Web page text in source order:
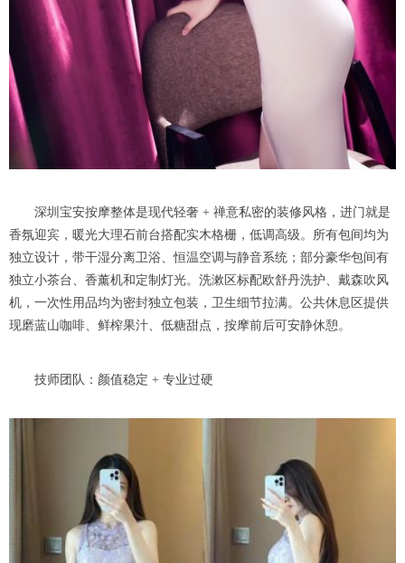
深圳宝安按摩整体是现代轻奢 + 禅意私密的装修风格，进门就是
香氛迎宾，暖光大理石前台搭配实木格栅，低调高级。所有包间均为
独立设计，带干湿分离卫浴、恒温空调与静音系统；部分豪华包间有
独立小茶台、香薰机和定制灯光。洗漱区标配欧舒丹洗护、戴森吹风
机，一次性用品均为密封独立包装，卫生细节拉满。公共休息区提供
现磨蓝山咖啡、鲜榨果汁、低糖甜点，按摩前后可安静休憩。
技师团队：颜值稳定 + 专业过硬